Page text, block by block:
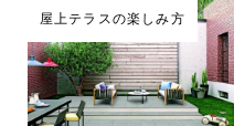
屋上テラスの楽しみ方